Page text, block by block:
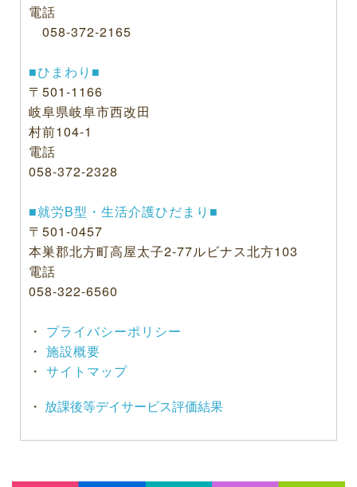
電話
058-372-2165
■ひまわり■
〒501-1166
岐阜県岐阜市西改田
村前104-1
電話
058-372-2328
■就労B型・生活介護ひだまり■
〒501-0457
本巣郡北方町高屋太子2-77ルビナス北方103
電話
058-322-6560
・ プライバシーポリシー
・ 施設概要
・ サイトマップ
・ 放課後等デイサービス評価結果